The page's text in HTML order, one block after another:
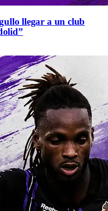
llegar a un club